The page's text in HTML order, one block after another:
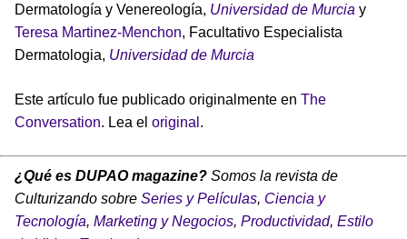
Dermatología y Venereología, Universidad de Murcia y
Teresa Martinez-Menchon, Facultativo Especialista
Dermatologia, Universidad de Murcia
Este artículo fue publicado originalmente en The
Conversation. Lea el original .
¿Qué es DUPAO magazine? Somos la revista de
Culturizando sobre Series y Películas, Ciencia y
Tecnología, Marketing y Negocios, Productividad, Estilo